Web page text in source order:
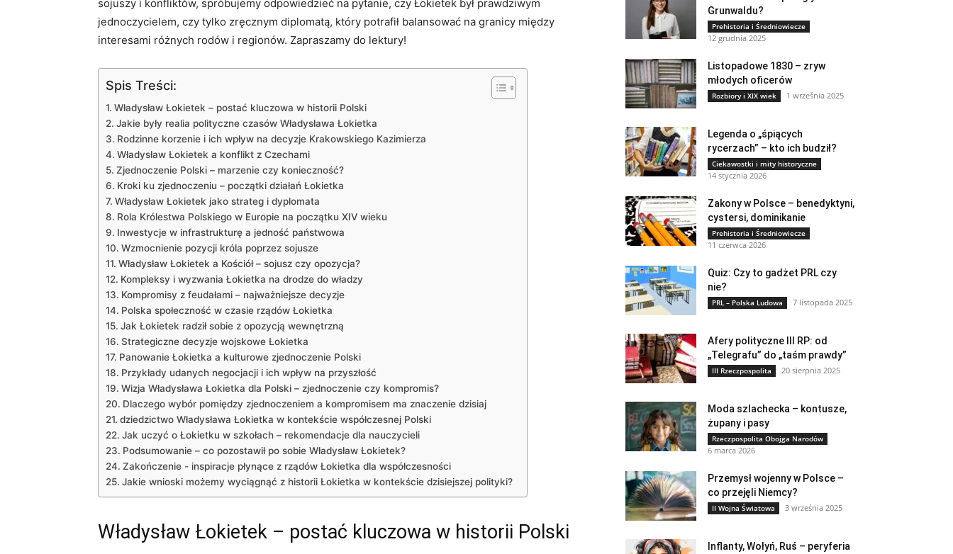
sojuszy ⁢i‍ konfliktów, spróbujemy​ odpowiedzieć na pytanie, czy Łokietek był prawdziwym
jednoczycielem, czy tylko zręcznym diplomatą, który ⁣potrafił ⁤balansować na granicy​ między
interesami różnych rodów i regionów. ⁤Zapraszamy⁤ do lektury!
Spis Treści:
Władysław Łokietek – postać kluczowa w historii Polski
Jakie‌ były realia ‍polityczne⁢ czasów Władysława‌ Łokietka
Rodzinne korzenie i ich ​wpływ na decyzje Krakowskiego ‌Kazimierza
Władysław Łokietek​ a konflikt z Czechami
Zjednoczenie Polski – ⁢marzenie czy konieczność?
Kroki ku zjednoczeniu⁤ – początki działań‌ Łokietka
Władysław Łokietek jako⁢ strateg ‌i dyplomata
Rola Królestwa Polskiego w Europie na początku XIV‌ wieku
Inwestycje w ⁢infrastrukturę a⁢ jedność‍ państwowa
Wzmocnienie pozycji króla poprzez sojusze
Władysław Łokietek a​ Kościół ⁣– sojusz czy opozycja?
Kompleksy​ i ⁢wyzwania Łokietka ‍na​ drodze ‌do ​władzy
Kompromisy​ z‌ feudałami – ⁢najważniejsze decyzje
Polska społeczność w czasie rządów ⁤Łokietka
Jak Łokietek ​radził⁤ sobie ⁢z‌ opozycją wewnętrzną
Strategiczne decyzje wojskowe Łokietka
Panowanie Łokietka a kulturowe zjednoczenie Polski
Przykłady udanych negocjacji ‌i ich wpływ na przyszłość
Wizja Władysława Łokietka dla ⁣Polski​ –‍ zjednoczenie czy kompromis?
Dlaczego wybór ⁤pomiędzy zjednoczeniem a⁤ kompromisem⁤ ma‌ znaczenie dzisiaj
dziedzictwo Władysława Łokietka w ⁣kontekście współczesnej Polski
Jak ⁣uczyć o Łokietku w szkołach – rekomendacje⁤ dla ‍nauczycieli
Podsumowanie – co pozostawił po sobie Władysław Łokietek?
Zakończenie ⁤- inspiracje płynące z rządów ⁤Łokietka dla współczesności
Jakie wnioski ⁣możemy ​wyciągnąć z ⁤historii Łokietka w kontekście⁢ dzisiejszej polityki?
Władysław Łokietek – postać kluczowa w historii Polski
Grunwaldu?
Prehistoria i Średniowiecze
12 grudnia 2025
Listopadowe 1830 – zryw
młodych oficerów
Rozbiory i XIX wiek 1 września 2025
Legenda o „śpiących
rycerzach” – kto ich budził?
Ciekawostki i mity historyczne
14 stycznia 2026
Zakony w Polsce – benedyktyni,
cystersi, dominikanie
Prehistoria i Średniowiecze
11 czerwca 2026
Quiz: Czy to gadżet PRL czy
nie?
PRL – Polska Ludowa 7 listopada 2025
Afery polityczne III RP: od
„Telegrafu” do „taśm prawdy”
III Rzeczpospolita 20 sierpnia 2025
Moda szlachecka – kontusze,
żupany i pasy
Rzeczpospolita Obojga Narodów
6 marca 2026
Przemysł wojenny w Polsce –
co przejęli Niemcy?
II Wojna Światowa 3 września 2025
Inflanty, Wołyń, Ruś – peryferia